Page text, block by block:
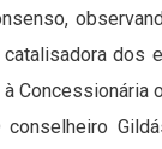
dos
Concessionária